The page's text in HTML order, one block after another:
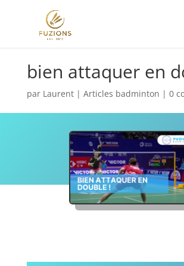
bien attaquer en
par Laurent| Articles badminton | 0